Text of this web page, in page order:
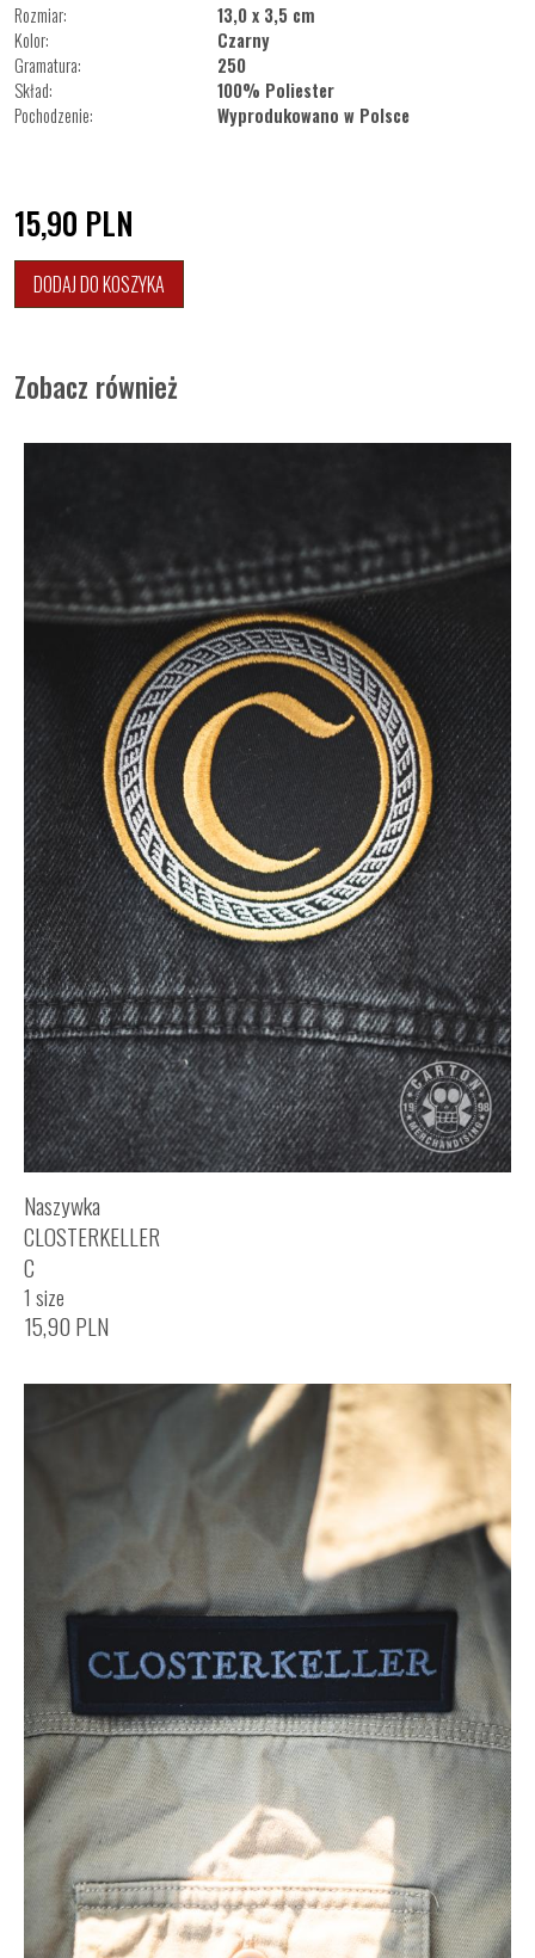
Rozmiar:
13,0 x 3,5 cm
Kolor:
Czarny
Gramatura:
250
Skład:
100% Poliester
Pochodzenie:
Wyprodukowano w Polsce
15,90 PLN
DODAJ DO KOSZYKA
Zobacz również
Naszywka
CLOSTERKELLER
C
1 size
15,90 PLN